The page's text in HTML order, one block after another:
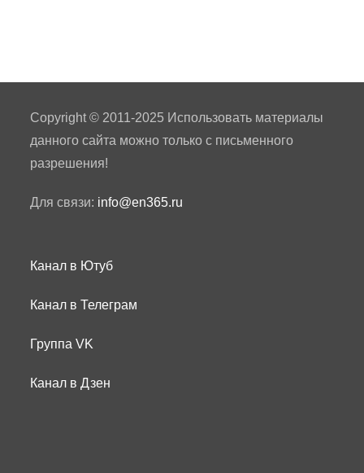
Copyright © 2011-2025 Использовать материалы
данного сайта можно только с письменного
разрешения!
Для связи: info@en365.ru
Канал в Ютуб
Канал в Телеграм
Группа VK
Канал в Дзен